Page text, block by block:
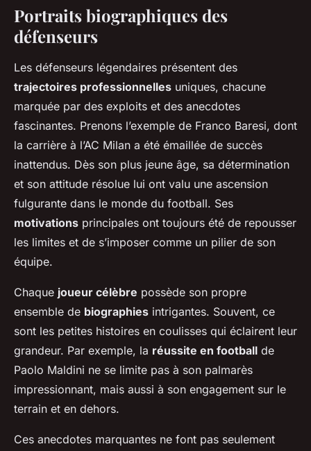
Portraits biographiques des
défenseurs
Les défenseurs légendaires présentent des
trajectoires professionnelles uniques, chacune
marquée par des exploits et des anecdotes
fascinantes. Prenons l’exemple de Franco Baresi, dont
la carrière à l’AC Milan a été émaillée de succès
inattendus. Dès son plus jeune âge, sa détermination
et son attitude résolue lui ont valu une ascension
fulgurante dans le monde du football. Ses
motivations principales ont toujours été de repousser
les limites et de s’imposer comme un pilier de son
équipe.
Chaque joueur célèbre possède son propre
ensemble de biographies intrigantes. Souvent, ce
sont les petites histoires en coulisses qui éclairent leur
grandeur. Par exemple, la réussite en football de
Paolo Maldini ne se limite pas à son palmarès
impressionnant, mais aussi à son engagement sur le
terrain et en dehors.
Ces anecdotes marquantes ne font pas seulement